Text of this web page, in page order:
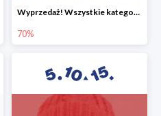
Wyprzedaż! Wszystkie kategorie do -70%
70%